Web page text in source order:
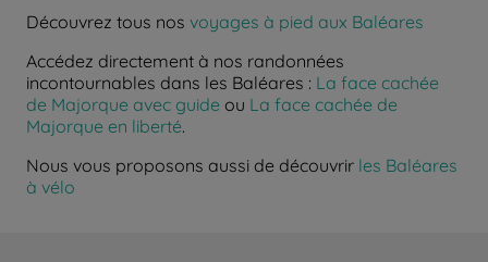
Découvrez tous nos voyages à pied aux Baléares
Accédez directement à nos randonnées
incontournables dans les Baléares : La face cachée
de Majorque avec guide ou La face cachée de
Majorque en liberté.
Nous vous proposons aussi de découvrir les Baléares
à vélo